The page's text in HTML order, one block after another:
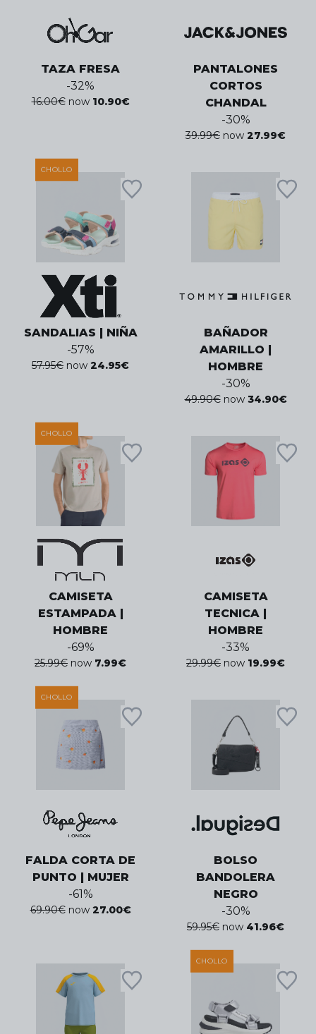
TAZA FRESA
-32%
16.00€ now 10.90€
PANTALONES
CORTOS
CHANDAL
-30%
39.99€ now 27.99€
CHOLLO
SANDALIAS | NIÑA
-57%
57.95€ now 24.95€
BAÑADOR
AMARILLO |
HOMBRE
-30%
49.90€ now 34.90€
CHOLLO
CAMISETA
ESTAMPADA |
HOMBRE
-69%
25.99€ now 7.99€
CAMISETA
TECNICA |
HOMBRE
-33%
29.99€ now 19.99€
CHOLLO
FALDA CORTA DE
PUNTO | MUJER
-61%
69.90€ now 27.00€
BOLSO
BANDOLERA
NEGRO
-30%
59.95€ now 41.96€
CHOLLO